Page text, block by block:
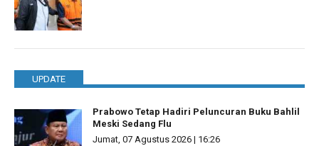
UPDATE
Prabowo Tetap Hadiri Peluncuran Buku Bahlil
Meski Sedang Flu
Jumat, 07 Agustus 2026 | 16:26